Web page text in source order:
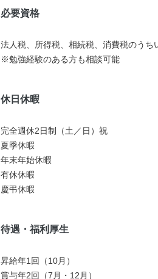
必要資格
法人税、所得税、相続税、消費税のう
※勉強経験のある方も相談可能
休日休暇
完全週休2日制（土／日）祝
夏季休暇
年末年始休暇
有休休暇
慶弔休暇
待遇・福利厚生
昇給年1回（10月）
賞与年2回（7月・12月）